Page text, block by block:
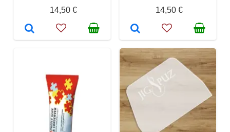
14,50 €
14,50 €